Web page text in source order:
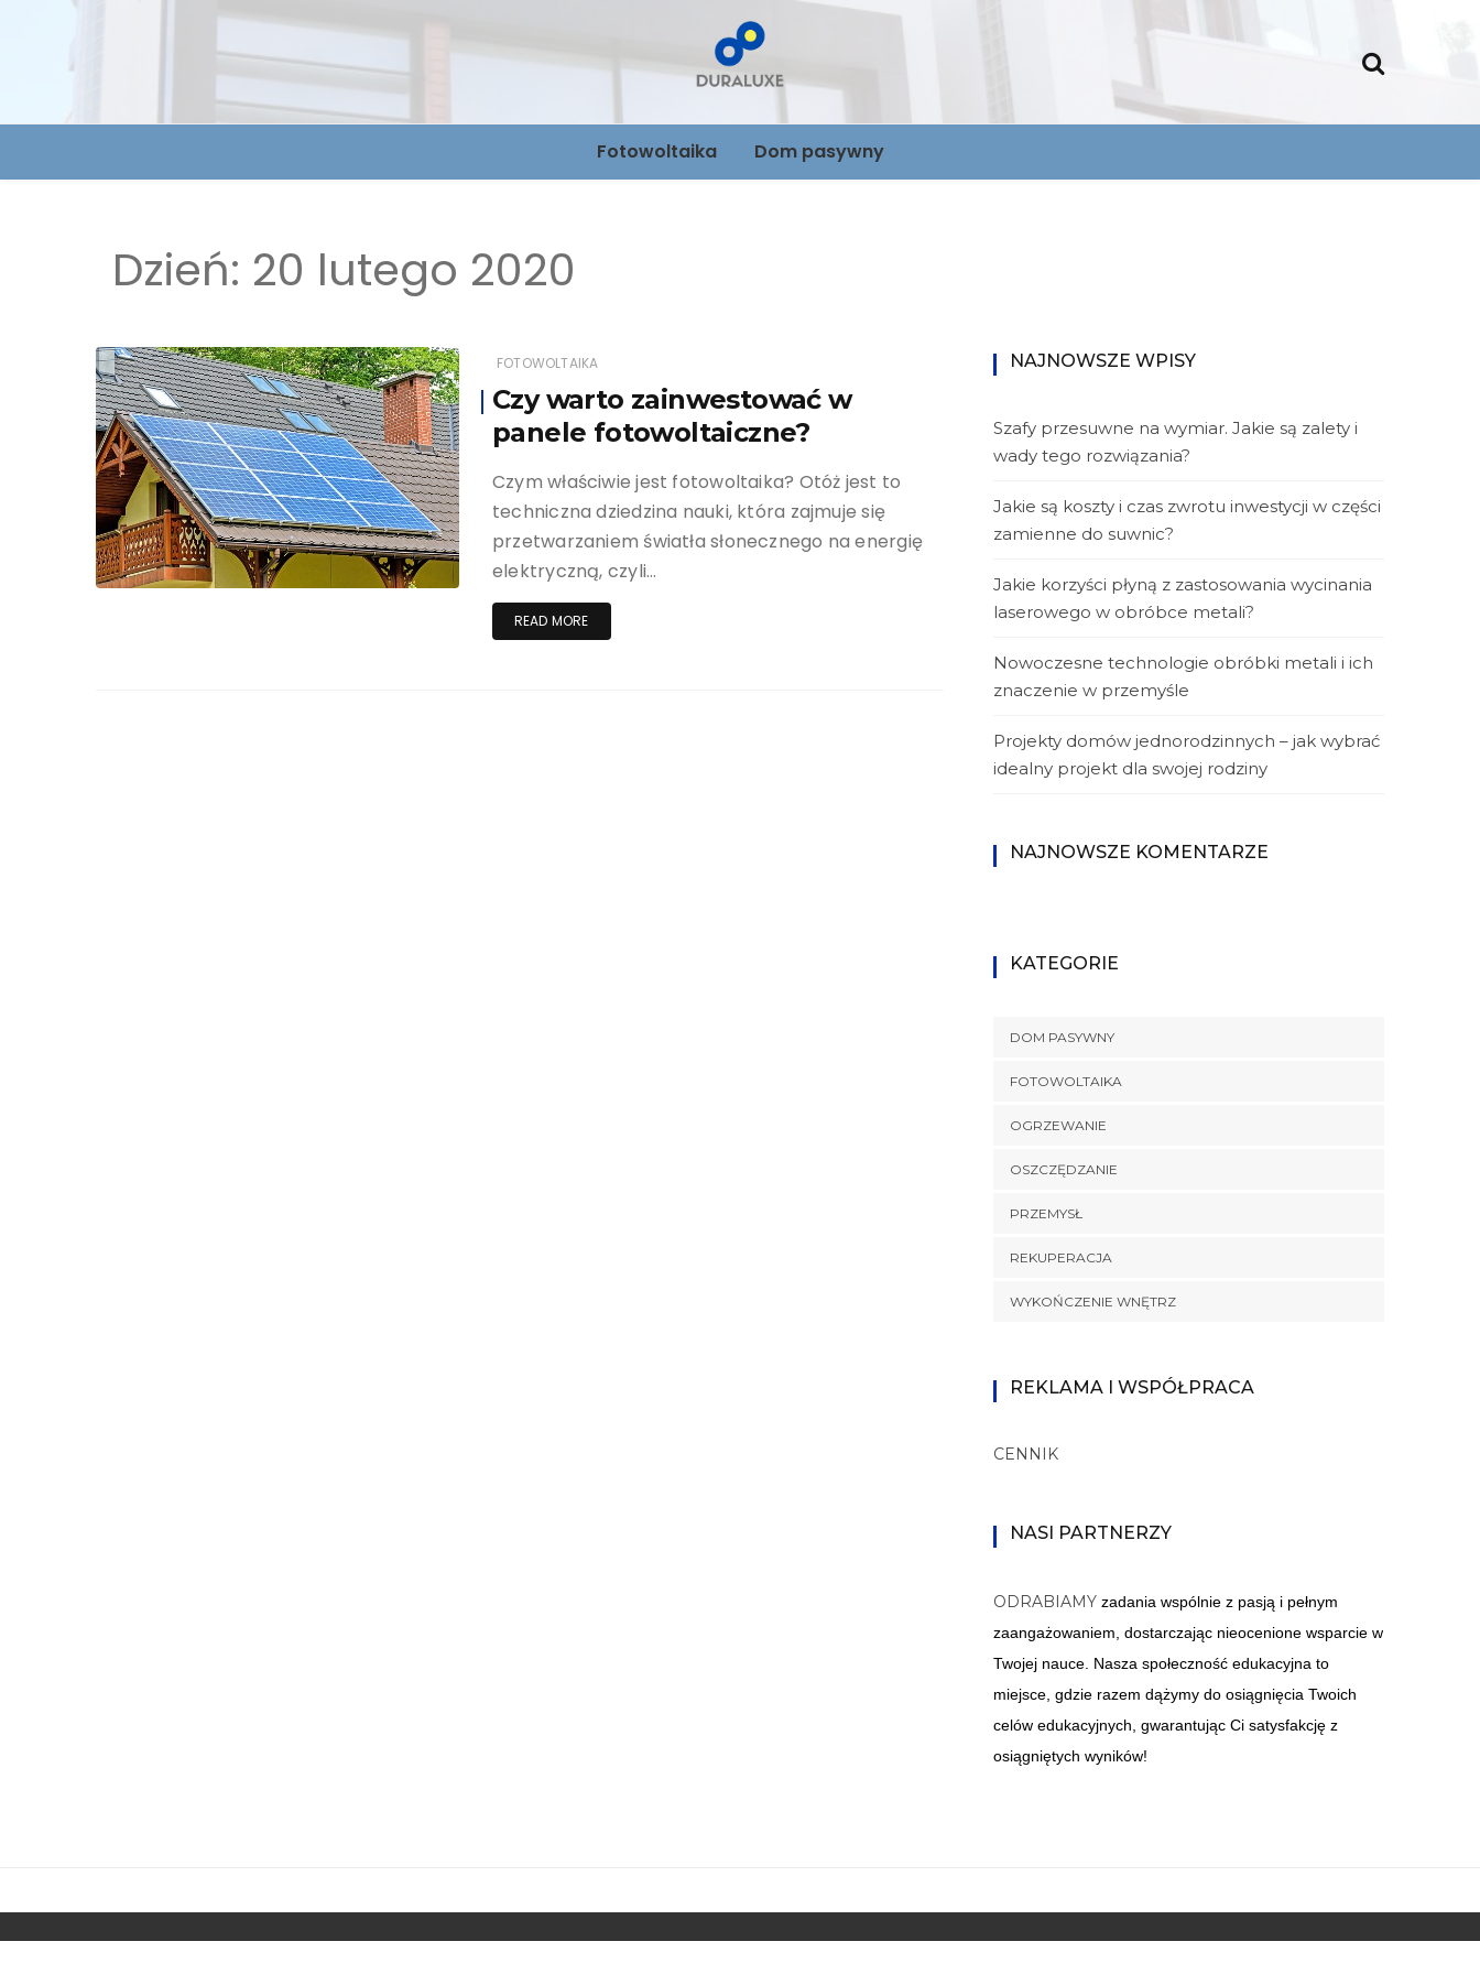
Foltowoltaika.
Nowoczesny
Fotowoltaika Dom pasywny
Dzień: 20 lutego 2020
FOTOWOLTAIKA
Czy warto zainwestować w
panele fotowoltaiczne?
Czym właściwie jest fotowoltaika? Otóż jest to
techniczna dziedzina nauki, która zajmuje się
przetwarzaniem światła słonecznego na energię
elektryczną, czyli…
READ MORE
NAJNOWSZE WPISY
Szafy przesuwne na wymiar. Jakie są zalety i
wady tego rozwiązania?
Jakie są koszty i czas zwrotu inwestycji w części
zamienne do suwnic?
Jakie korzyści płyną z zastosowania wycinania
laserowego w obróbce metali?
Nowoczesne technologie obróbki metali i ich
znaczenie w przemyśle
Projekty domów jednorodzinnych – jak wybrać
idealny projekt dla swojej rodziny
NAJNOWSZE KOMENTARZE
KATEGORIE
DOM PASYWNY
FOTOWOLTAIKA
OGRZEWANIE
OSZCZĘDZANIE
PRZEMYSŁ
REKUPERACJA
WYKOŃCZENIE WNĘTRZ
REKLAMA I WSPÓŁPRACA
CENNIK
NASI PARTNERZY
ODRABIAMY zadania wspólnie z pasją i pełnym
zaangażowaniem, dostarczając nieocenione wsparcie w
Twojej nauce. Nasza społeczność edukacyjna to
miejsce, gdzie razem dążymy do osiągnięcia Twoich
celów edukacyjnych, gwarantując Ci satysfakcję z
osiągniętych wyników!